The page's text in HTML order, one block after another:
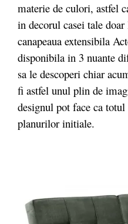
materie de culori, astfel
in decorul casei tale doar
canapeaua extensibila
disponibila in 3 nuante
sa le descoperi chiar
fi astfel unul plin de
designul pot face ca
planurilor initiale.